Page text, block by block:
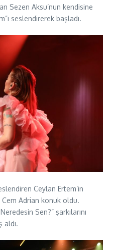
Sezen Aksu’nun kendisine
seslendirerek başladı.
Ceylan Ertem’in
Cem Adrian konuk oldu.
Sen?” şarkılarını
aldı.